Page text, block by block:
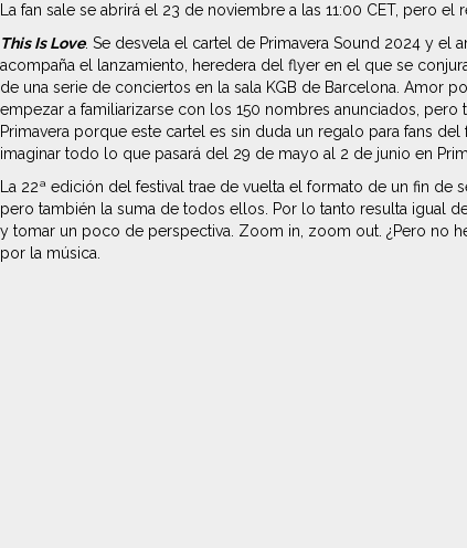
La fan sale se abrirá el 23 de noviembre a las 11:00 CET, pero
This Is Love. Se desvela el cartel de Primavera Sound 2024 y
acompaña el lanzamiento, heredera del flyer en el que se
de una serie de conciertos en la sala KGB de Barcelona. Amor
empezar a familiarizarse con los 150 nombres anunciados,
Primavera porque este cartel es sin duda un regalo para fans
imaginar todo lo que pasará del 29 de mayo al 2 de junio en
La 22ª edición del festival trae de vuelta el formato de un fin de
pero también la suma de todos ellos. Por lo tanto resulta igual
y tomar un poco de perspectiva. Zoom in, zoom out. ¿Pero no
por la música.